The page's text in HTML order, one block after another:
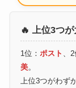
🔥 上位3つが
1位： ポスト 、
美。
上位3つがわず